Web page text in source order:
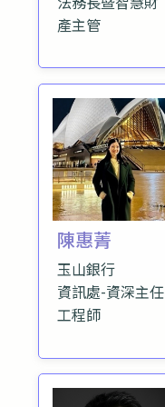
產主管
陳惠菁
玉山銀行
資訊處-資深主任
工程師